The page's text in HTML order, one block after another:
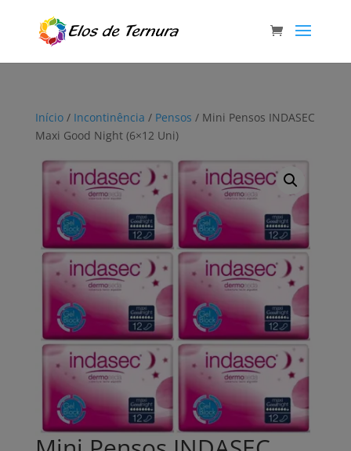
Início/ Incontinência / Pensos / Mini Pensos INDASEC
Maxi Good Night (6×12 Uni)